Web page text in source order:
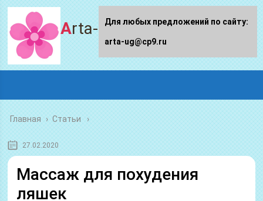
Arta-ug.ru
Главная › Статьи
27.02.2020
Массаж для похудения
ляшек
Для любых предложений по сайту:
arta-ug@cp9.ru